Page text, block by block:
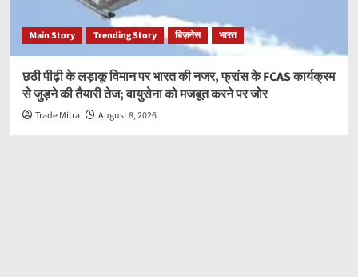
Main Story Trending Story बिज़नेस भारत
छठी पीढ़ी के लड़ाकू विमान पर भारत की नजर, फ्रांस के FCAS कार्यक्रम
से जुड़ने की तैयारी तेज; वायुसेना को मजबूत करने पर जोर
Trade Mitra August 8, 2026